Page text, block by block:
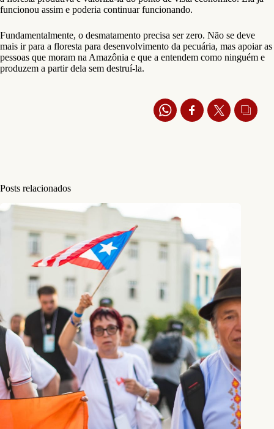
funcionou assim e poderia continuar funcionando.
Fundamentalmente, o desmatamento precisa ser zero. Não se deve
mais ir para a floresta para desenvolvimento da pecuária, mas apoiar as
pessoas que moram na Amazônia e que a entendem como ninguém e
produzem a partir dela sem destruí-la.
Posts relacionados